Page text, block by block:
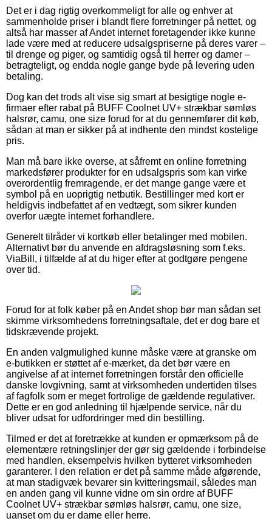
Det er i dag rigtig overkommeligt for alle og enhver at
sammenholde priser i blandt flere forretninger på nettet, og
altså har masser af Andet internet foretagender ikke kunne
lade være med at reducere udsalgspriserne på deres varer –
til drenge og piger, og samtidig også til herrer og damer –
betragteligt, og endda nogle gange byde på levering uden
betaling.
Dog kan det trods alt vise sig smart at besigtige nogle e-
firmaer efter rabat på BUFF Coolnet UV+ strækbar sømløs
halsrør, camu, one size forud for at du gennemfører dit køb,
sådan at man er sikker på at indhente den mindst kostelige
pris.
Man må bare ikke overse, at såfremt en online forretning
markedsfører produkter for en udsalgspris som kan virke
overordentlig fremragende, er det mange gange være et
symbol på en uoprigtig netbutik. Bestillinger med kort er
heldigvis indbefattet af en vedtægt, som sikrer kunden
overfor uægte internet forhandlere.
Generelt tilråder vi kortkøb eller betalinger med mobilen.
Alternativt bør du anvende en afdragsløsning som f.eks.
ViaBill, i tilfælde af at du higer efter at godtgøre pengene
over tid.
Forud for at folk køber på en Andet shop bør man sådan set
skimme virksomhedens forretningsaftale, det er dog bare et
tidskrævende projekt.
En anden valgmulighed kunne måske være at granske om
e-butikken er støttet af e-mærket, da det bør være en
angivelse af at internet forretningen forstår den officielle
danske lovgivning, samt at virksomheden undertiden tilses
af fagfolk som er meget fortrolige de gældende regulativer.
Dette er en god anledning til hjælpende service, når du
bliver udsat for udfordringer med din bestilling.
Tilmed er det at foretrække at kunden er opmærksom på de
elementære retningslinjer der gør sig gældende i forbindelse
med handlen, eksempelvis hvilken bytteret virksomheden
garanterer. I den relation er det på samme måde afgørende,
at man stadigvæk bevarer sin kvitteringsmail, således man
en anden gang vil kunne vidne om sin ordre af BUFF
Coolnet UV+ strækbar sømløs halsrør, camu, one size,
uanset om du er dame eller herre.